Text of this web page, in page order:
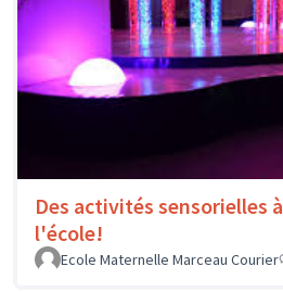
Des activités sensorielles à
l'école!
Ecole Maternelle Marceau Courier